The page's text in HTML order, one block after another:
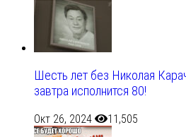
Шесть лет без Николая
завтра исполнится 80!
Окт 26, 2024 11,505